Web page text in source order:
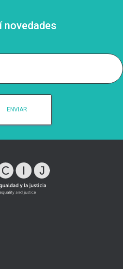
novedades